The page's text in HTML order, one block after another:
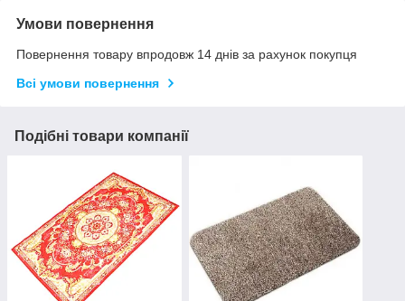
Умови повернення
Повернення товару впродовж 14 днів за рахунок покупця
Всі умови повернення
Подібні товари компанії